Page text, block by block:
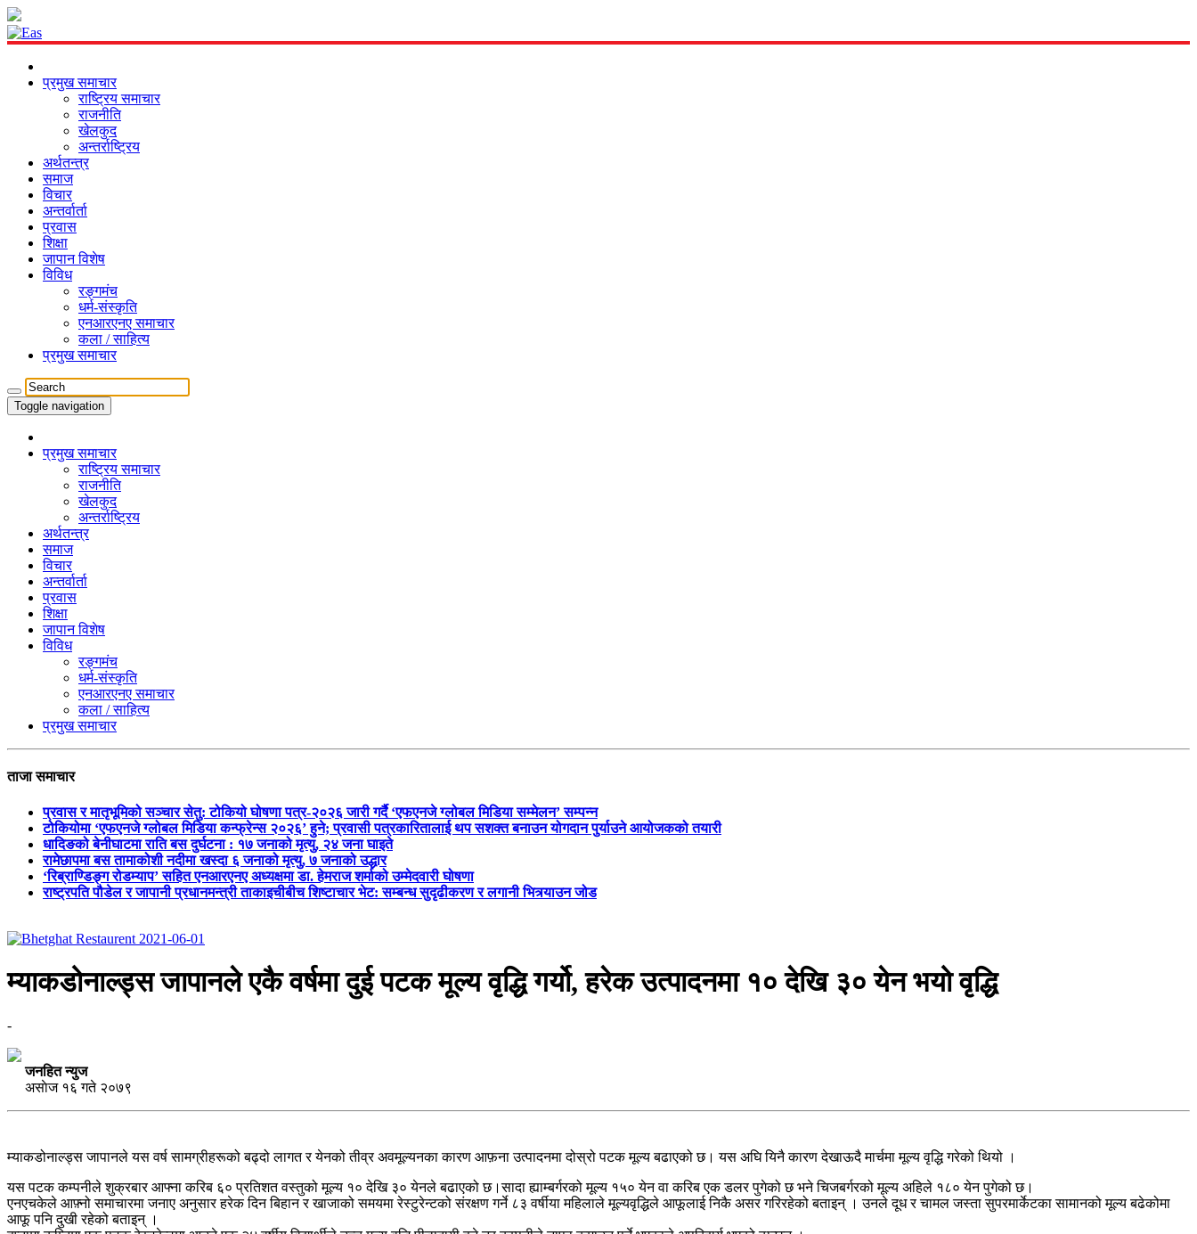
प्रमुख समाचार
राष्ट्रिय समाचार
राजनीति
खेलकुद
अन्तर्राष्ट्रिय
अर्थतन्त्र
समाज
विचार
अन्तर्वार्ता
प्रवास
शिक्षा
जापान विशेष
विविध
रङ्गमंच
धर्म-संस्कृति
एनआरएनए समाचार
कला / साहित्य
प्रमुख समाचार
Toggle navigation
प्रमुख समाचार
राष्ट्रिय समाचार
राजनीति
खेलकुद
अन्तर्राष्ट्रिय
अर्थतन्त्र
समाज
विचार
अन्तर्वार्ता
प्रवास
शिक्षा
जापान विशेष
विविध
रङ्गमंच
धर्म-संस्कृति
एनआरएनए समाचार
कला / साहित्य
प्रमुख समाचार
ताजा समाचार
प्रवास र मातृभूमिको सञ्चार सेतु: टोकियो घोषणा पत्र-२०२६ जारी गर्दै ‘एफएनजे ग्लोबल मिडिया सम्मेलन’ सम्पन्न
टोकियोमा ‘एफएनजे ग्लोबल मिडिया कन्फ्रेन्स २०२६’ हुने; प्रवासी पत्रकारितालाई थप सशक्त बनाउन योगदान पुर्याउने आयोजकको तयारी
धादिङको बेनीघाटमा राति बस दुर्घटना : १७ जनाको मृत्यु, २४ जना घाइते
रामेछापमा बस तामाकोशी नदीमा खस्दा ६ जनाको मृत्यु, ७ जनाको उद्धार
‘रिब्राण्डिङ्ग रोडम्याप’ सहित एनआरएनए अध्यक्षमा डा. हेमराज शर्माको उम्मेदवारी घोषणा
राष्ट्रपति पौडेल र जापानी प्रधानमन्त्री ताकाइचीबीच शिष्टाचार भेट: सम्बन्ध सुदृढीकरण र लगानी भित्र्याउन जोड
म्याकडोनाल्ड्स जापानले एकै वर्षमा दुई पटक मूल्य वृद्धि गर्यो, हरेक उत्पादनमा १० देखि ३० येन भयो वृद्धि
-
जनहित न्युज
असाेज १६ गते २०७९
म्याकडोनाल्ड्स जापानले यस वर्ष सामग्रीहरूको बढ्दो लागत र येनको तीव्र अवमूल्यनका कारण आफ़ना उत्पादनमा दोस्रो पटक मूल्य बढाएको छ। यस अघि यिनै कारण देखाऊदै मार्चमा मूल्य वृद्धि गरेको थियो ।
यस पटक कम्पनीले शुक्रबार आफ्ना करिब ६० प्रतिशत वस्तुको मूल्य १० देखि ३० येनले बढाएको छ।सादा ह्याम्बर्गरको मूल्य १५० येन वा करिब एक डलर पुगेको छ भने चिजबर्गरको मूल्य अहिले १८० येन पुगेको छ।
एनएचकेले आफ़्नो समाचारमा जनाए अनुसार हरेक दिन बिहान र खाजाको समयमा रेस्टुरेन्टको संरक्षण गर्ने ८३ वर्षीया महिलाले मूल्यवृद्धिले आफूलाई निकै असर गरिरहेको बताइन् । उनले दूध र चामल जस्ता सुपरमार्केटका सामानको मूल्य बढेकोमा
आफू पनि दुखी रहेको बताइन् ।